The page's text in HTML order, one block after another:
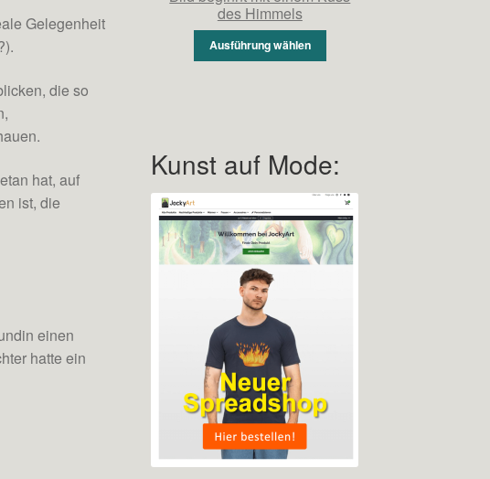
Gelegenheit
die so
hat, auf
ist, die
einen
hatte ein
des Himmels
Ausführung wählen
Kunst auf Mode: